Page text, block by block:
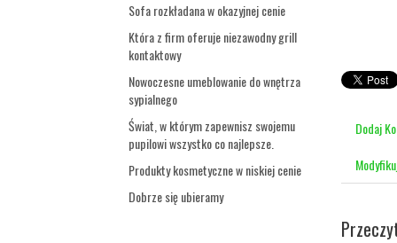
Sofa rozkładana w okazyjnej cenie
Która z firm oferuje niezawodny grill
kontaktowy
Nowoczesne umeblowanie do wnętrza
sypialnego
Świat, w którym zapewnisz swojemu
pupilowi wszystko co najlepsze.
Produkty kosmetyczne w niskiej cenie
Dobrze się ubieramy
Dodaj